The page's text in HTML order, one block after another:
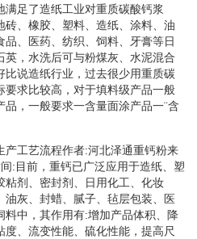
足了造纸工业对重质碳酸钙浆
、橡胶、塑料、造纸、涂料、油
、医药、纺织、饲料、牙膏等日
英，水洗后可与粉煤灰、水泥混合
说造纸行业，过去很少用重质碳
求比较高，对于填料级产品一般
，一般要求一含量面涂产品一¨含
产工艺流程作者:河北泽通重钙粉来
:目前，重钙已广泛应用于造纸、塑
剂、密封剂、日用化工、化妆
灰、封蜡、腻子、毡层包装、医
中，其作用有:增加产品体积、降
、流变性能、硫化性能，提高尺